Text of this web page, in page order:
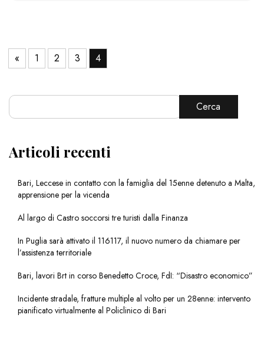
« 1 2 3 4
Cerca
Articoli recenti
Bari, Leccese in contatto con la famiglia del 15enne detenuto a Malta,
apprensione per la vicenda
Al largo di Castro soccorsi tre turisti dalla Finanza
In Puglia sarà attivato il 116117, il nuovo numero da chiamare per
l’assistenza territoriale
Bari, lavori Brt in corso Benedetto Croce, FdI: “Disastro economico”
Incidente stradale, fratture multiple al volto per un 28enne: intervento
pianificato virtualmente al Policlinico di Bari